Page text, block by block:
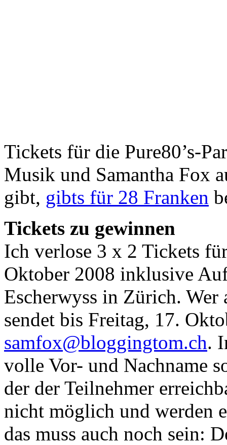
Tickets für die Pure80’s-
Musik und Samantha Fox
gibt, gibts für 28 Franken
Tickets zu gewinnen
Ich verlose 3 x 2 Tickets
Oktober 2008 inklusive
Escherwyss in Zürich.
sendet bis Freitag, 17.
samfox@bloggingtom.ch.
volle Vor- und Nachname
der der Teilnehmer
nicht möglich und werden
das muss auch noch sein: